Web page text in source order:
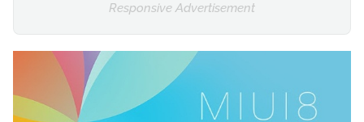
Responsive Advertisement